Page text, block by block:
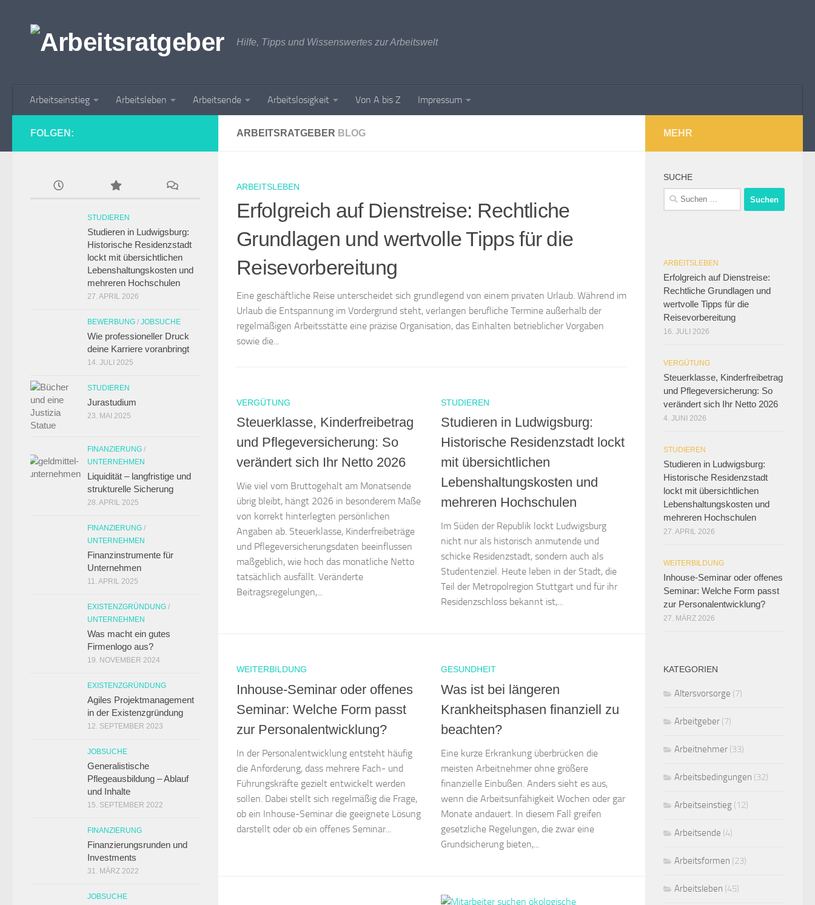
Hilfe, Tipps und Wissenswertes zur Arbeitswelt
Arbeitseinstieg Arbeitsleben Arbeitsende Arbeitslosigkeit Von A bis Z Impressum
ARBEITSRATGEBER BLOG
ARBEITSLEBEN
Erfolgreich auf Dienstreise: Rechtliche
Grundlagen und wertvolle Tipps für die
Reisevorbereitung
Eine geschäftliche Reise unterscheidet sich grundlegend von einem privaten Urlaub. Während im
Urlaub die Entspannung im Vordergrund steht, verlangen berufliche Termine außerhalb der
regelmäßigen Arbeitsstätte eine präzise Organisation, das Einhalten betrieblicher Vorgaben
sowie die...
VERGÜTUNG
Steuerklasse, Kinderfreibetrag
und Pflegeversicherung: So
verändert sich Ihr Netto 2026
Wie viel vom Bruttogehalt am Monatsende
übrig bleibt, hängt 2026 in besonderem Maße
von korrekt hinterlegten persönlichen
Angaben ab. Steuerklasse, Kinderfreibeträge
und Pflegeversicherungsdaten beeinflussen
maßgeblich, wie hoch das monatliche Netto
tatsächlich ausfällt. Veränderte
Beitragsregelungen,...
STUDIEREN
Studieren in Ludwigsburg:
Historische Residenzstadt lockt
mit übersichtlichen
Lebenshaltungskosten und
mehreren Hochschulen
Im Süden der Republik lockt Ludwigsburg
nicht nur als historisch anmutende und
schicke Residenzstadt, sondern auch als
Studentenziel. Heute leben in der Stadt, die
Teil der Metropolregion Stuttgart und für ihr
Residenzschloss bekannt ist,...
WEITERBILDUNG
Inhouse-Seminar oder offenes
Seminar: Welche Form passt
zur Personalentwicklung?
In der Personalentwicklung entsteht häufig
die Anforderung, dass mehrere Fach- und
Führungskräfte gezielt entwickelt werden
sollen. Dabei stellt sich regelmäßig die Frage,
ob ein Inhouse-Seminar die geeignete Lösung
darstellt oder ob ein offenes Seminar...
GESUNDHEIT
Was ist bei längeren
Krankheitsphasen finanziell zu
beachten?
Eine kurze Erkrankung überbrücken die
meisten Arbeitnehmer ohne größere
finanzielle Einbußen. Anders sieht es aus,
wenn die Arbeitsunfähigkeit Wochen oder gar
Monate andauert. In diesem Fall greifen
gesetzliche Regelungen, die zwar eine
Grundsicherung bieten,...
FOLGEN:
STUDIEREN
Studieren in Ludwigsburg:
Historische Residenzstadt
lockt mit übersichtlichen
Lebenshaltungskosten und
mehreren Hochschulen
27. APRIL 2026
BEWERBUNG / JOBSUCHE
Wie professioneller Druck
deine Karriere voranbringt
14. JULI 2025
STUDIEREN
Jurastudium
23. MAI 2025
FINANZIERUNG /
UNTERNEHMEN
Liquidität – langfristige und
strukturelle Sicherung
28. APRIL 2025
FINANZIERUNG /
UNTERNEHMEN
Finanzinstrumente für
Unternehmen
11. APRIL 2025
EXISTENZGRÜNDUNG /
UNTERNEHMEN
Was macht ein gutes
Firmenlogo aus?
19. NOVEMBER 2024
EXISTENZGRÜNDUNG
Agiles Projektmanagement
in der Existenzgründung
12. SEPTEMBER 2023
JOBSUCHE
Generalistische
Pflegeausbildung – Ablauf
und Inhalte
15. SEPTEMBER 2022
FINANZIERUNG
Finanzierungsrunden und
Investments
31. MÄRZ 2022
JOBSUCHE
MEHR
SUCHE
Suchen
nach:
ARBEITSLEBEN
Erfolgreich auf Dienstreise:
Rechtliche Grundlagen und
wertvolle Tipps für die
Reisevorbereitung
16. JULI 2026
VERGÜTUNG
Steuerklasse, Kinderfreibetrag
und Pflegeversicherung: So
verändert sich Ihr Netto 2026
4. JUNI 2026
STUDIEREN
Studieren in Ludwigsburg:
Historische Residenzstadt
lockt mit übersichtlichen
Lebenshaltungskosten und
mehreren Hochschulen
27. APRIL 2026
WEITERBILDUNG
Inhouse-Seminar oder offenes
Seminar: Welche Form passt
zur Personalentwicklung?
27. MÄRZ 2026
KATEGORIEN
Altersvorsorge (7)
Arbeitgeber (7)
Arbeitnehmer (33)
Arbeitsbedingungen (32)
Arbeitseinstieg (12)
Arbeitsende (4)
Arbeitsformen (23)
Arbeitsleben (45)